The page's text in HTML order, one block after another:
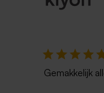
Gemakkelijk